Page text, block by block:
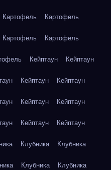
Картофель Картофель
Картофель Картофель
Кейптаун Кейптаун
Кейптаун Кейптаун
Кейптаун Кейптаун
Кейптаун Кейптаун
Клубника Клубника
Клубника Клубника